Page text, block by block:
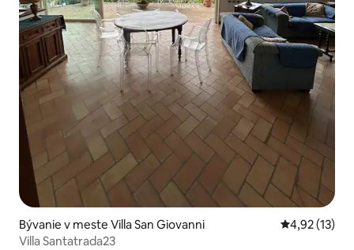
Bývanie v meste Villa San Giovanni Priemerné
4,92 (13)
Villa Santatrada23